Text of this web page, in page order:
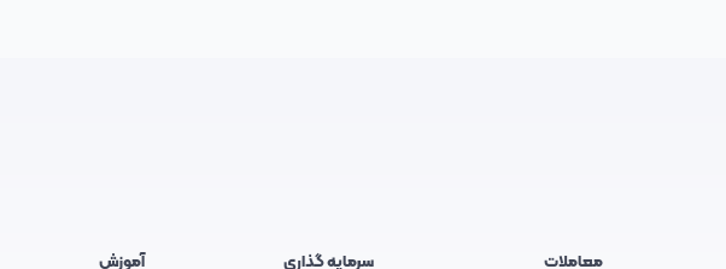
معاملات سرمایه گذاری آموزش